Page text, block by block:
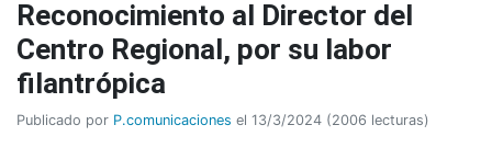
Reconocimiento al Director del
Centro Regional, por su labor
filantrópica
Publicado por P.comunicaciones el 13/3/2024 (2006 lecturas)